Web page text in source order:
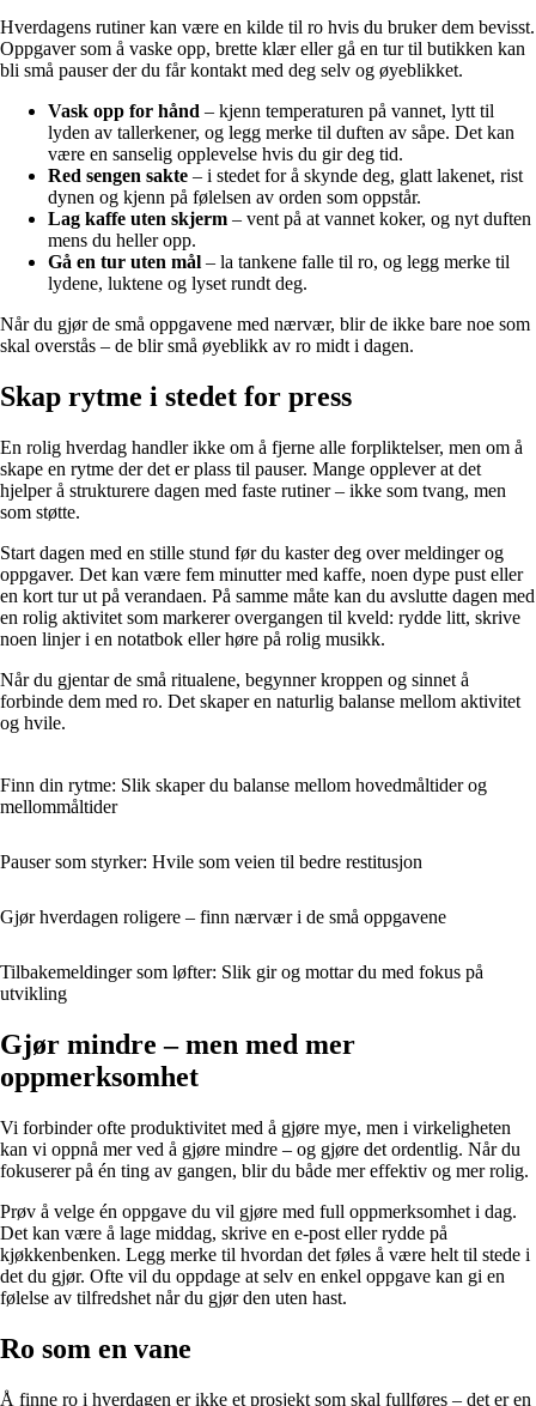
Hverdagens rutiner kan være en kilde til ro hvis du bruker dem bevisst.
Oppgaver som å vaske opp, brette klær eller gå en tur til butikken kan
bli små pauser der du får kontakt med deg selv og øyeblikket.
Vask opp for hånd – kjenn temperaturen på vannet, lytt til
lyden av tallerkener, og legg merke til duften av såpe. Det kan
være en sanselig opplevelse hvis du gir deg tid.
Red sengen sakte – i stedet for å skynde deg, glatt lakenet, rist
dynen og kjenn på følelsen av orden som oppstår.
Lag kaffe uten skjerm – vent på at vannet koker, og nyt duften
mens du heller opp.
Gå en tur uten mål – la tankene falle til ro, og legg merke til
lydene, luktene og lyset rundt deg.
Når du gjør de små oppgavene med nærvær, blir de ikke bare noe som
skal overstås – de blir små øyeblikk av ro midt i dagen.
Skap rytme i stedet for press
En rolig hverdag handler ikke om å fjerne alle forpliktelser, men om å
skape en rytme der det er plass til pauser. Mange opplever at det
hjelper å strukturere dagen med faste rutiner – ikke som tvang, men
som støtte.
Start dagen med en stille stund før du kaster deg over meldinger og
oppgaver. Det kan være fem minutter med kaffe, noen dype pust eller
en kort tur ut på verandaen. På samme måte kan du avslutte dagen med
en rolig aktivitet som markerer overgangen til kveld: rydde litt, skrive
noen linjer i en notatbok eller høre på rolig musikk.
Når du gjentar de små ritualene, begynner kroppen og sinnet å
forbinde dem med ro. Det skaper en naturlig balanse mellom aktivitet
og hvile.
Finn din rytme: Slik skaper du balanse mellom hovedmåltider og
mellommåltider
Pauser som styrker: Hvile som veien til bedre restitusjon
Gjør hverdagen roligere – finn nærvær i de små oppgavene
Tilbakemeldinger som løfter: Slik gir og mottar du med fokus på
utvikling
Gjør mindre – men med mer
oppmerksomhet
Vi forbinder ofte produktivitet med å gjøre mye, men i virkeligheten
kan vi oppnå mer ved å gjøre mindre – og gjøre det ordentlig. Når du
fokuserer på én ting av gangen, blir du både mer effektiv og mer rolig.
Prøv å velge én oppgave du vil gjøre med full oppmerksomhet i dag.
Det kan være å lage middag, skrive en e-post eller rydde på
kjøkkenbenken. Legg merke til hvordan det føles å være helt til stede i
det du gjør. Ofte vil du oppdage at selv en enkel oppgave kan gi en
følelse av tilfredshet når du gjør den uten hast.
Ro som en vane
Å finne ro i hverdagen er ikke et prosjekt som skal fullføres – det er en